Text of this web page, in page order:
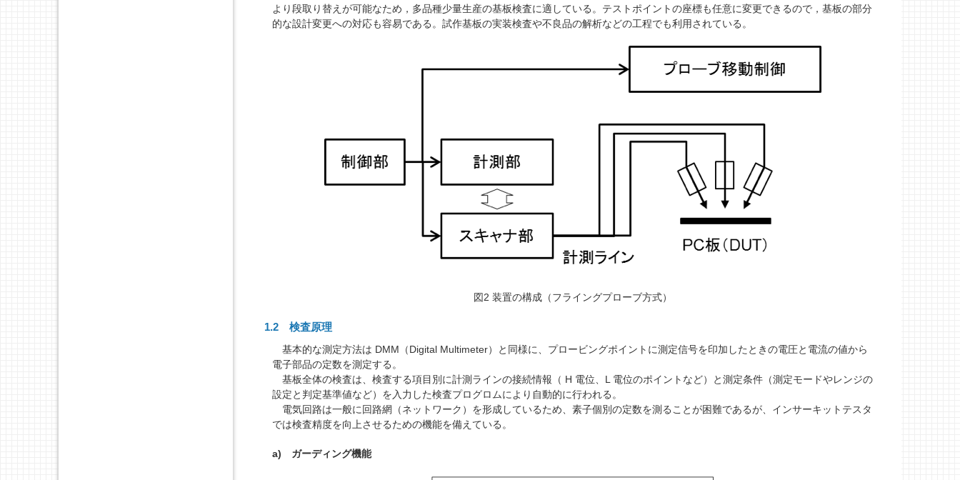
より段取り替えが可能なため，多品種少量生産の基板検査に適している。テストポイントの座標も任意に変更できるので，基板の部分
的な設計変更への対応も容易である。試作基板の実装検査や不良品の解析などの工程でも利用されている。
図2 装置の構成（フライングプローブ方式）
1.2 検査原理
基本的な測定方法は DMM（Digital Multimeter）と同様に、プロービングポイントに測定信号を印加したときの電圧と電流の値から
電子部品の定数を測定する。
基板全体の検査は、検査する項目別に計測ラインの接続情報（ H 電位、L 電位のポイントなど）と測定条件（測定モードやレンジの
設定と判定基準値など）を入力した検査プログロムにより自動的に行われる。
電気回路は一般に回路網（ネットワーク）を形成しているため、素子個別の定数を測ることが困難であるが、インサーキットテスタ
では検査精度を向上させるための機能を備えている。
a) ガーディング機能